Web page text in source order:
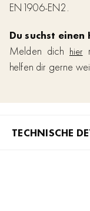
EN1906-EN2.
Du suchst
Melden dich hier
helfen dir gerne
TECHNISCHE